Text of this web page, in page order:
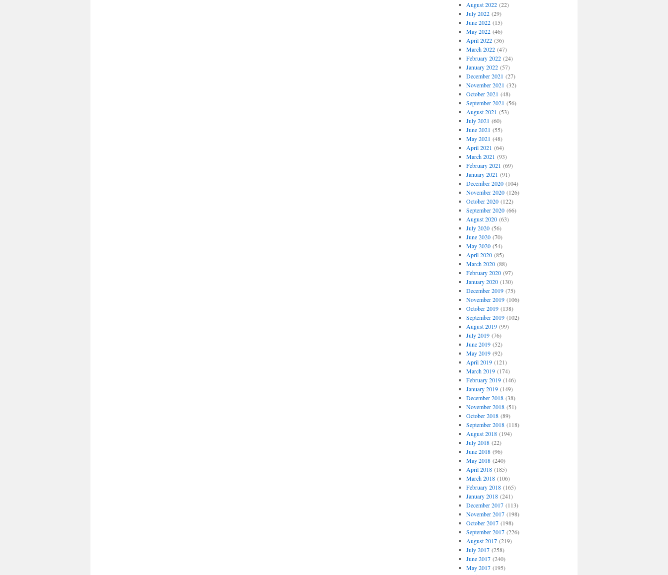
August 2022(22)
July 2022(29)
June 2022(15)
May 2022(46)
April 2022(36)
March 2022(47)
February 2022(24)
January 2022(57)
December 2021 (27)
November 2021 (32)
October 2021 (48)
September 2021 (56)
August 2021 (53)
July 2021 (60)
June 2021 (55)
May 2021 (48)
April 2021 (64)
March 2021 (93)
February 2021 (69)
January 2021 (91)
December 2020(104)
November 2020(126)
October 2020(122)
September 2020(66)
August 2020(63)
July 2020(56)
June 2020(70)
May 2020(54)
April 2020(85)
March 2020(88)
February 2020(97)
January 2020(130)
December 2019(75)
November 2019(106)
October 2019(138)
September 2019(102)
August 2019(99)
July 2019(76)
June 2019(52)
May 2019(92)
April 2019(121)
March 2019(174)
February 2019(146)
January 2019(149)
December 2018(38)
November 2018(51)
October 2018(89)
September 2018(118)
August 2018(194)
July 2018(22)
June 2018(96)
May 2018(240)
April 2018(185)
March 2018(106)
February 2018(165)
January 2018(241)
December 2017(113)
November 2017(198)
October 2017(198)
September 2017(226)
August 2017(219)
July 2017(258)
June 2017(240)
May 2017(195)